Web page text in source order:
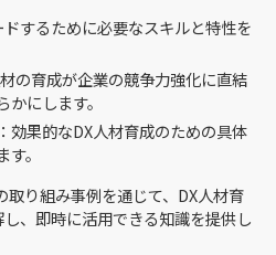
するために必要なスキルと特性を
の育成が企業の競争力強化に直結
にします。
効果的なDX人材育成のための具体
。
取り組み事例を通じて、DX人材育
、即時に活用できる知識を提供し